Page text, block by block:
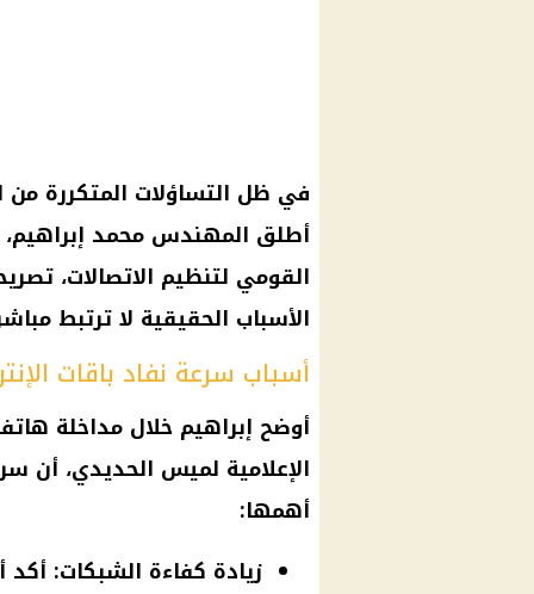
في ظل التساؤلات المتكررة
أطلق المهندس محمد إبراهيم،
القومي لتنظيم الاتصالات،
الأسباب الحقيقية لا ترتبط
أسباب سرعة نفاد باقات
أوضح إبراهيم خلال مداخلة
الإعلامية لميس الحديدي، أن
أهمها:
زيادة كفاءة الشبكات: